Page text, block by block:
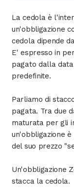
La cedola è
un'obbligazione
cedola dipende
E' espresso in
pagato dalla
predefinite.
Parliamo di
pagata. Tra due
maturata per gli
un'obbligazione
del suo prezzo
Un'obbligazione
stacca la cedola.